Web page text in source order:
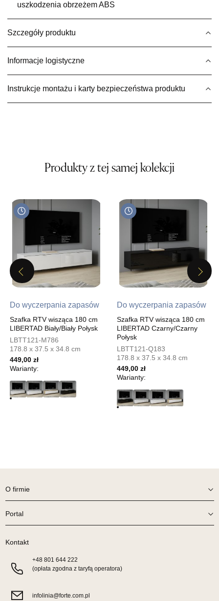
Salon meblowy
UL.PLAC DĄBROWSKIEGO 3
76-200 SŁUPSK
Nr tel.606350240
Pn-Pt: 10:00-18:00, Sb: 10:00-15:00
269,00 zł
Salon meblowy
Nr tel.
Adres e-mail:
meblostyl01@op.pl
Pn-Pt: 09:00-17:00, Sb: 09:00-14:00
269,00 zł
Wybierz
SALON MEBLOWY ORION
UL.KILIŃSZCZAKÓW 43
78-600 WAŁCZ
Nr tel.67-3873822
Adres e-mail:
Godziny otwarcia
Pn-Pt: 10:00-18:00, Sb: 10:00-14:00
269,00 zł
83-340 SIERAKOWICE
Godziny otwarcia
Pn-Pt: 08:00-18:00, Sb: 08:00-14:00
SALON MEBLOWY PRYM
uszkodzenia obrzeżem ABS
Szczegóły produktu
Informacje logistyczne
Instrukcje montażu i karty bezpieczeństwa produktu
Produkty z tej samej kolekcji
Previous
Do wyczerpania zapasów
Szafka RTV wisząca 180 cm
LIBERTAD Biały/Biały Połysk
LBTT121-M786
178.8 x 37.5 x 34.8 cm
449,00 zł
Warianty:
Do wyczerpania zapasów
Szafka RTV wisząca 180 cm
LIBERTAD Czarny/Czarny
Połysk
LBTT121-Q183
178.8 x 37.5 x 34.8 cm
449,00 zł
Warianty:
Next
O firmie
Portal
Kontakt
+48 801 644 222
(opłata zgodna z taryfą operatora)
infolinia@forte.com.pl